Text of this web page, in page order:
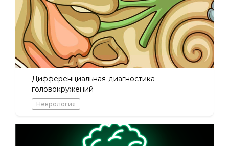
Дифференциальная диагностика
головокружений
Неврология